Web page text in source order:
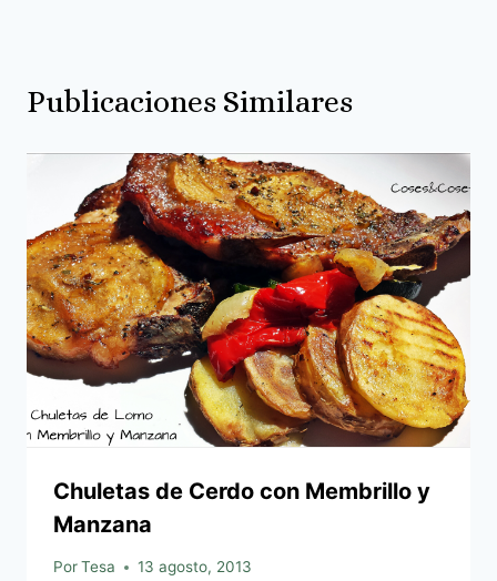
Publicaciones Similares
Chuletas de Cerdo con Membrillo y
Manzana
PorTesa 13 agosto, 2013